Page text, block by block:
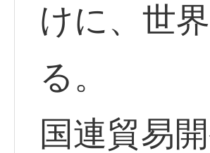
けに、世
る。
国連貿易